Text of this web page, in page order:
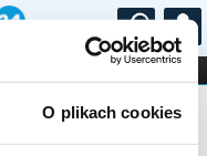
O plikach cookies
...
STAND-UP